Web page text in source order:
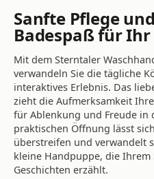
Sanfte Pflege
Badespaß für Ihr
Mit dem Sterntaler
verwandeln Sie die tägliche
interaktives Erlebnis. Das
zieht die Aufmerksamkeit
für Ablenkung und Freude in
praktischen Öffnung lässt
überstreifen und verwandelt
kleine Handpuppe, die Ihrem
Geschichten erzählt.